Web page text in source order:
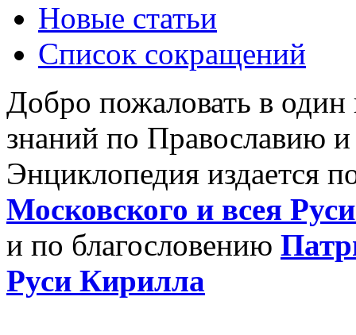
Новые статьи
Список сокращений
Добро пожаловать в
знаний по Православию
Энциклопедия издается
Московского и всея
и по благословению
Руси Кирилла